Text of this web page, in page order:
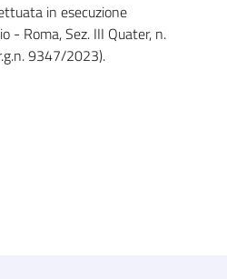
in esecuzione
- Roma, Sez. III Quater, n.
9347/2023).